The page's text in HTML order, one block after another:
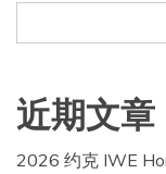
近期文章
2026 约克 IWE